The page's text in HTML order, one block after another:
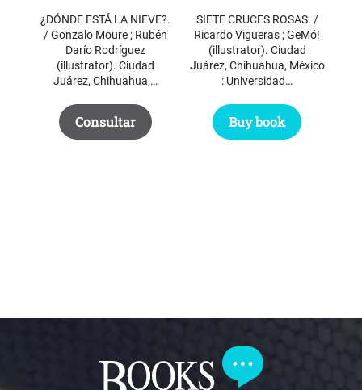
¿DÓNDE ESTÁ LA NIEVE?.
/ Gonzalo Moure ; Rubén
Darío Rodríguez
(illustrator). Ciudad
Juárez, Chihuahua,…
Consultar
SIETE CRUCES ROSAS. /
Ricardo Vigueras ; GeMó!
(illustrator). Ciudad
Juárez, Chihuahua, México
: Universidad…
Buy book